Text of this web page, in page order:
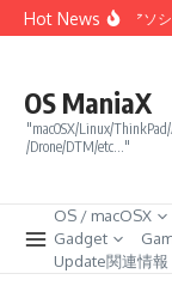
コンテンツへスキップ
Hot NewsAmazonアソシ
OS ManiaX
"macOSX/Linux/
/Drone/DTM/etc…"
OS / macOSX
Gadget
Update関連情報